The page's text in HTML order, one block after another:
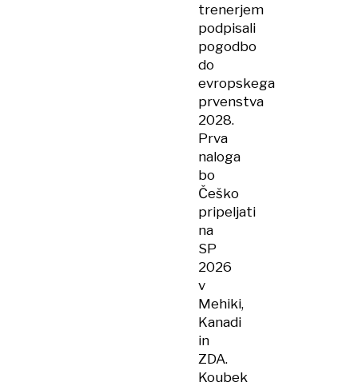
trenerjem
podpisali
pogodbo
do
evropskega
prvenstva
2028.
Prva
naloga
bo
Češko
pripeljati
na
SP
2026
v
Mehiki,
Kanadi
in
ZDA.
Koubek